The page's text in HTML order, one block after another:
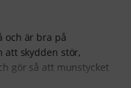
och är bra på
att skydden stör,
gör så att munstycket